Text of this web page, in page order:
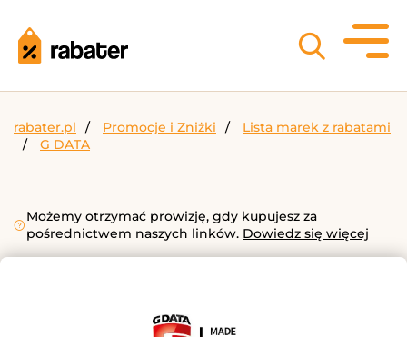
rabater.pl Promocje i Zniżki
Lista marek z rabatami
G DATA
Możemy otrzymać prowizję, gdy kupujesz za
pośrednictwem naszych linków. Dowiedz się więcej